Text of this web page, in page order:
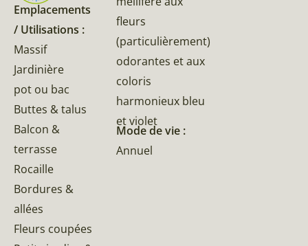
Emplacements
/ Utilisations :
Massif
Jardinière
pot ou bac
Buttes & talus
Balcon &
terrasse
Rocaille
Bordures &
allées
Fleurs coupées
fleurs
(particulièrement)
odorantes et aux
coloris
harmonieux bleu
et violet
Mode de vie :
Annuel